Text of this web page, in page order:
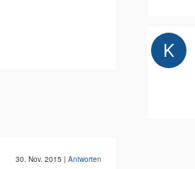
30. Nov. 2015 | Antworten